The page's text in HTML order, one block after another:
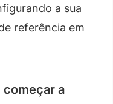
a sua
referência em
começar a